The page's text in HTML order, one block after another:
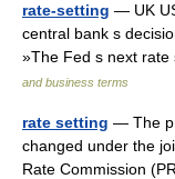
rate-setting — UK
central bank s
»The Fed s next
and business terms
rate setting — The
changed under the
Rate Commission